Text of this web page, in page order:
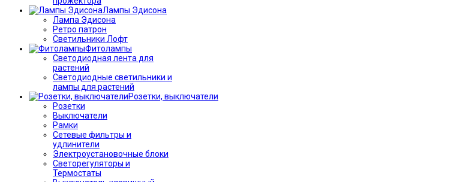
Лампы Эдисона
Лампа Эдисона
Ретро патрон
Светильники Лофт
Фитолампы
Светодиодная лента для
растений
Светодиодные светильники и
лампы для растений
Розетки, выключатели
Розетки
Выключатели
Рамки
Сетевые фильтры и
удлинители
Электроустановочные блоки
Светорегуляторы и
Термостаты